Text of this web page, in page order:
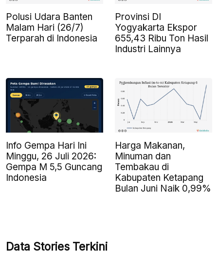
Polusi Udara Banten
Malam Hari (26/7)
Terparah di Indonesia
Provinsi DI
Yogyakarta Ekspor
655,43 Ribu Ton Hasil
Industri Lainnya
Info Gempa Hari Ini
Minggu, 26 Juli 2026:
Gempa M 5,5 Guncang
Indonesia
Harga Makanan,
Minuman dan
Tembakau di
Kabupaten Ketapang
Bulan Juni Naik 0,99%
Data Stories Terkini